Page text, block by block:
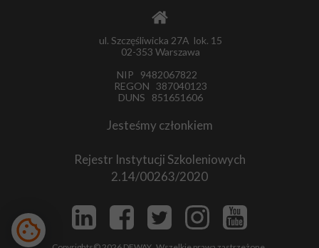
ul. Szczęśliwicka 27A lok. 15
02-353 Warszawa
NIP 9482067822
REGON 387040123
DUNS 851651606
Jesteśmy członkiem
Rejestr Instytucji Szkoleniowych
2.14/00263/2020